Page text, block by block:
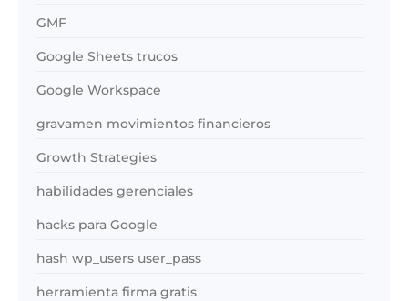
GMF
Google Sheets trucos
Google Workspace
gravamen movimientos financieros
Growth Strategies
habilidades gerenciales
hacks para Google
hash wp_users user_pass
herramienta firma gratis